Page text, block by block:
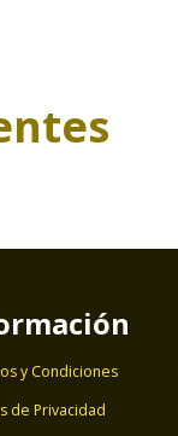
y Condiciones
de Privacidad